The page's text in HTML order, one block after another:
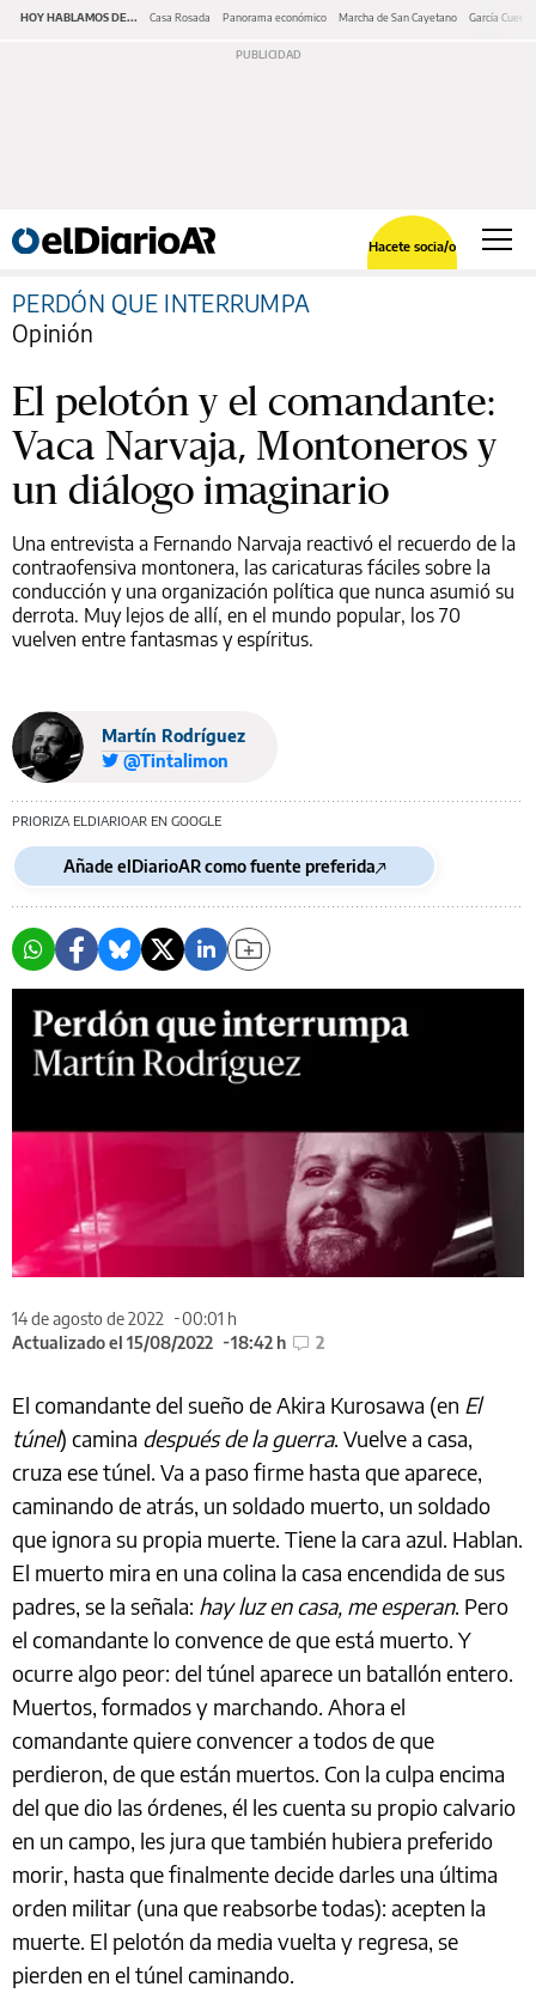
HOY HABLAMOS DE... Casa Rosada Panorama económico Marcha de San Cayetano García Cuerva
Hacete socia/o
PERDÓN QUE INTERRUMPA
Opinión
El pelotón y el comandante:
Vaca Narvaja, Montoneros y
un diálogo imaginario
Una entrevista a Fernando Narvaja reactivó el recuerdo de la
contraofensiva montonera, las caricaturas fáciles sobre la
conducción y una organización política que nunca asumió su
derrota. Muy lejos de allí, en el mundo popular, los 70
vuelven entre fantasmas y espíritus.
Martín Rodríguez
@Tintalimon
PRIORIZA ELDIARIOAR EN GOOGLE
Añade elDiarioAR como fuente preferida
14 de agosto de 2022
00:01 h
Actualizado el 15/08/2022
18:42 h 2
El comandante del sueño de Akira Kurosawa (en El
túnel) camina después de la guerra. Vuelve a casa,
cruza ese túnel. Va a paso firme hasta que aparece,
caminando de atrás, un soldado muerto, un soldado
que ignora su propia muerte. Tiene la cara azul. Hablan.
El muerto mira en una colina la casa encendida de sus
padres, se la señala: hay luz en casa, me esperan. Pero
el comandante lo convence de que está muerto. Y
ocurre algo peor: del túnel aparece un batallón entero.
Muertos, formados y marchando. Ahora el
comandante quiere convencer a todos de que
perdieron, de que están muertos. Con la culpa encima
del que dio las órdenes, él les cuenta su propio calvario
en un campo, les jura que también hubiera preferido
morir, hasta que finalmente decide darles una última
orden militar (una que reabsorbe todas): acepten la
muerte. El pelotón da media vuelta y regresa, se
pierden en el túnel caminando.